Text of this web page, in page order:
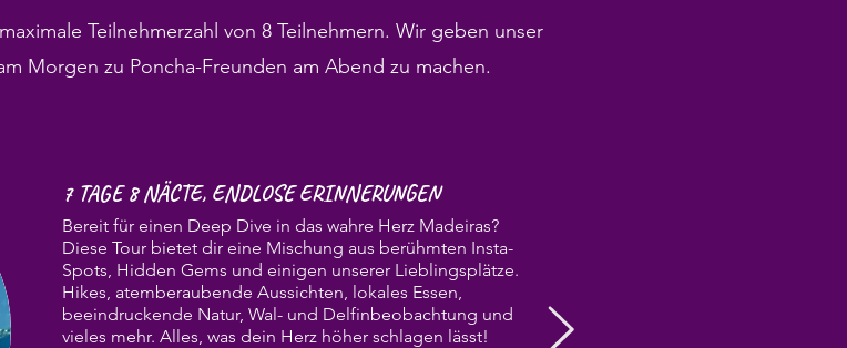
Teilnehmerzahl von 8 Teilnehmern. Wir geben unser
Morgen zu Poncha-Freunden am Abend zu machen.
7 TAGE 8 NÄCTE, ENDLOSE ERINNERUNGEN
Bereit für einen Deep Dive in das wahre Herz Madeiras?
Diese Tour bietet dir eine Mischung aus berühmten Insta-
Spots, Hidden Gems und einigen unserer Lieblingsplätze.
Hikes, atemberaubende Aussichten, lokales Essen,
beeindruckende Natur, Wal- und Delfinbeobachtung und
vieles mehr. Alles, was dein Herz höher schlagen lässt!